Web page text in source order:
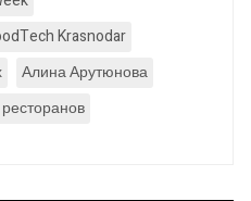
Krasnodar
Алина Арутюнова